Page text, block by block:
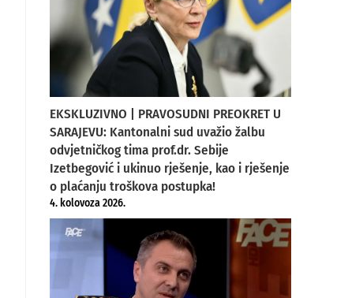
EKSKLUZIVNO | PRAVOSUDNI PREOKRET U
SARAJEVU: Kantonalni sud uvažio žalbu
odvjetničkog tima prof.dr. Sebije
Izetbegović i ukinuo rješenje, kao i rješenje
o plaćanju troškova postupka!
4. kolovoza 2026.